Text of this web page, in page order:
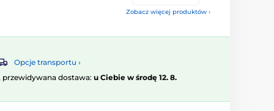
Zobacz więcej produktów ›
Opcje transportu ›
przewidywana dostawa: u Ciebie w środę 12. 8.